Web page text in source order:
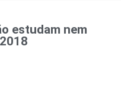
estudam nem